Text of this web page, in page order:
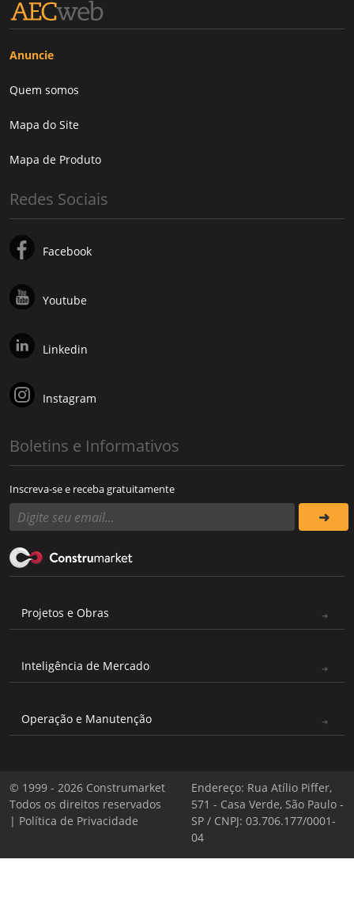
Anuncie
Quem somos
Mapa do Site
Mapa de Produto
Redes Sociais
Facebook
Youtube
Linkedin
Instagram
Boletins e Informativos
Inscreva-se e receba gratuitamente
Projetos e Obras
Inteligência de Mercado
Operação e Manutenção
© 1999 - 2026 Construmarket
Todos os direitos reservados
| Política de Privacidade
Endereço: Rua Atílio Piffer,
571 - Casa Verde, São Paulo -
SP / CNPJ: 03.706.177/0001-
04